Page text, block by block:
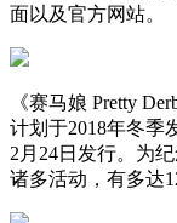
面以及官方网站。
《赛马娘 Pretty
计划于2018年冬季
2月24日发行。为
诸多活动，有多达